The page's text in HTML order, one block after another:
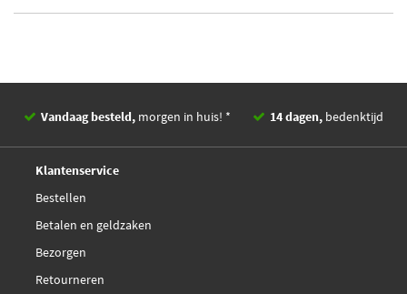
Vandaag besteld, morgen in huis! * 14 dagen, bedenktijd
Klantenservice
Bestellen
Betalen en geldzaken
Bezorgen
Retourneren